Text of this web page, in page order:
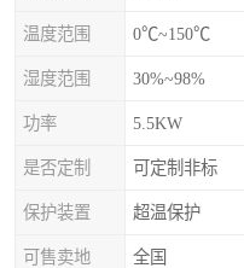
温度范围 0℃~150℃
湿度范围 30%~98%
功率 5.5KW
是否定制 可定制非标
保护装置 超温保护
可售卖地 全国